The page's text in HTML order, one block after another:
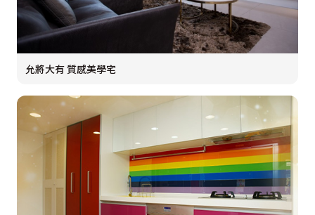
允將大有 質感美學宅